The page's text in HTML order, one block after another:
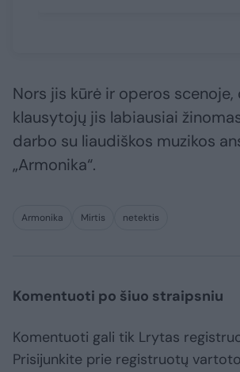
Nors jis kūrė ir operos scenoje,
klausytojų jis labiausiai
darbo su liaudiškos muzikos
„Armonika“.
Armonika Mirtis netektis
Komentuoti po šiuo straipsniu
Komentuoti gali tik Lrytas
Prisijunkite prie registruotų